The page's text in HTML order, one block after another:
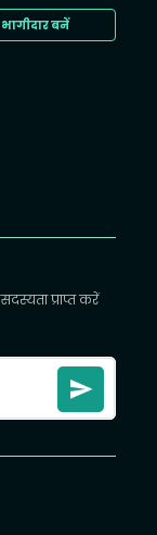
भागीदार बनें
प्राप्त करें